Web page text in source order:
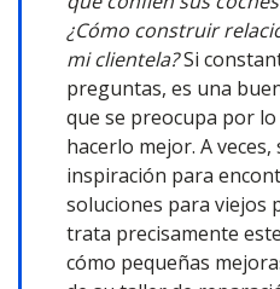
¿Cómo construir
mi clientela?Si
preguntas, es una
que se preocupa por
hacerlo mejor. A
inspiración para
soluciones para viejos
trata precisamente
cómo pequeñas